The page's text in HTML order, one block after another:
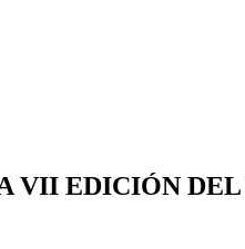
VII EDICIÓN